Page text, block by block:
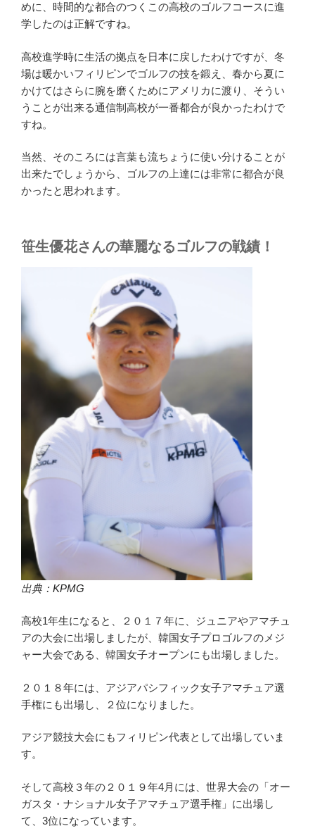
めに、時間的な都合のつくこの高校のゴルフコースに進
学したのは正解ですね。
高校進学時に生活の拠点を日本に戻したわけですが、冬
場は暖かいフィリピンでゴルフの技を鍛え、春から夏に
かけてはさらに腕を磨くためにアメリカに渡り、そうい
うことが出来る通信制高校が一番都合が良かったわけで
すね。
当然、そのころには言葉も流ちょうに使い分けることが
出来たでしょうから、ゴルフの上達には非常に都合が良
かったと思われます。
笹生優花さんの華麗なるゴルフの戦績！
出典 ：KPMG
高校1年生になると、２０１７年に、ジュニアやアマチュ
アの大会に出場しましたが、韓国女子プロゴルフのメジ
ャー大会である、韓国女子オープンにも出場しました。
２０１８年には、アジアパシフィック女子アマチュア選
手権にも出場し、２位になりました。
アジア競技大会にもフィリピン代表として出場していま
す。
そして高校３年の２０１９年4月には、世界大会の「オー
ガスタ・ナショナル女子アマチュア選手権」に出場し
て、3位になっています。